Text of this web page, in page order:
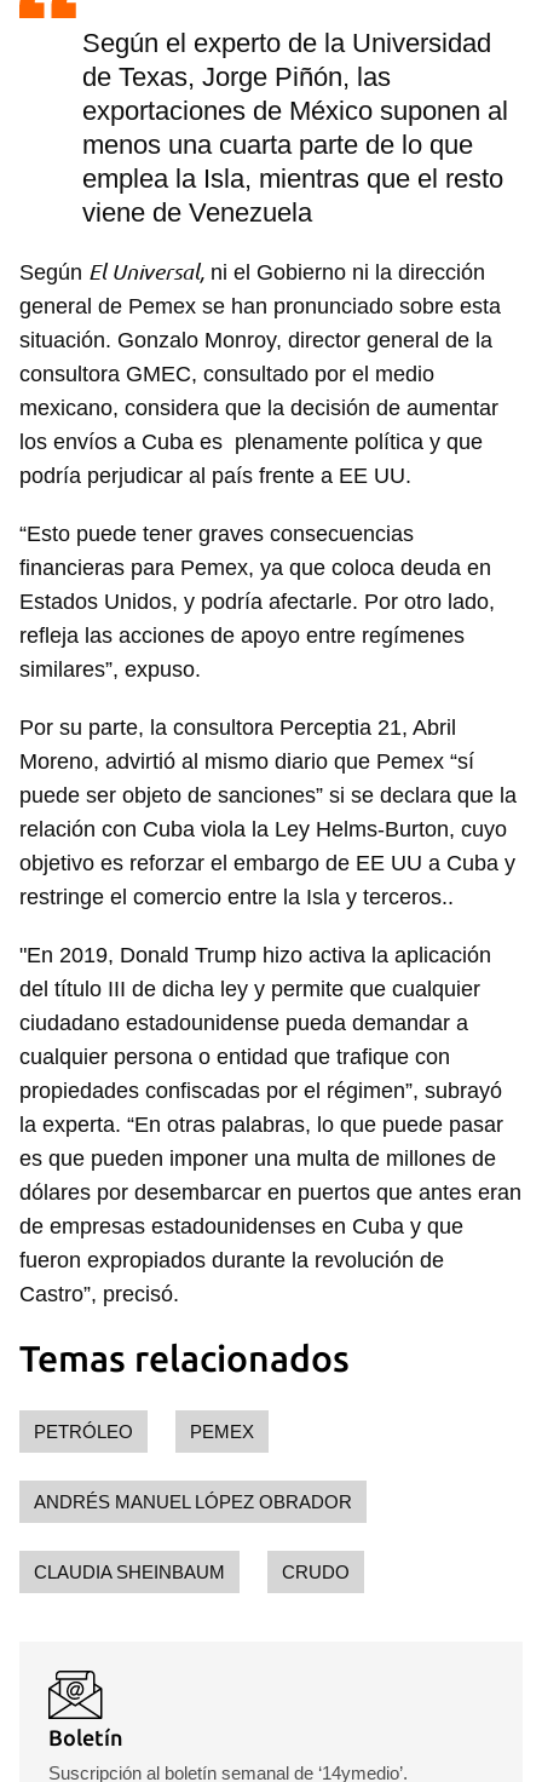
Para poder guardar como favorito, primero has de
iniciar sesión con tu cuenta de 14ymedio.
INICIAR SESIÓN CANCELAR
Según el experto de la Universidad
de Texas, Jorge Piñón, las
exportaciones de México suponen al
menos una cuarta parte de lo que
emplea la Isla, mientras que el resto
viene de Venezuela
Según El Universal, ni el Gobierno ni la dirección
general de Pemex se han pronunciado sobre esta
situación. Gonzalo Monroy, director general de la
consultora GMEC, consultado por el medio
mexicano, considera que la decisión de aumentar
los envíos a Cuba es plenamente política y que
podría perjudicar al país frente a EE UU.
“Esto puede tener graves consecuencias
financieras para Pemex, ya que coloca deuda en
Estados Unidos, y podría afectarle. Por otro lado,
refleja las acciones de apoyo entre regímenes
similares”, expuso.
Por su parte, la consultora Perceptia 21, Abril
Moreno, advirtió al mismo diario que Pemex “sí
puede ser objeto de sanciones” si se declara que la
relación con Cuba viola la Ley Helms-Burton, cuyo
objetivo es reforzar el embargo de EE UU a Cuba y
restringe el comercio entre la Isla y terceros..
"En 2019, Donald Trump hizo activa la aplicación
del título III de dicha ley y permite que cualquier
ciudadano estadounidense pueda demandar a
cualquier persona o entidad que trafique con
propiedades confiscadas por el régimen”, subrayó
la experta. “En otras palabras, lo que puede pasar
es que pueden imponer una multa de millones de
dólares por desembarcar en puertos que antes eran
de empresas estadounidenses en Cuba y que
fueron expropiados durante la revolución de
Castro”, precisó.
Temas relacionados
PETRÓLEO PEMEX
ANDRÉS MANUEL LÓPEZ OBRADOR
CLAUDIA SHEINBAUM CRUDO
Boletín
Suscripción al boletín semanal de ‘14ymedio’.